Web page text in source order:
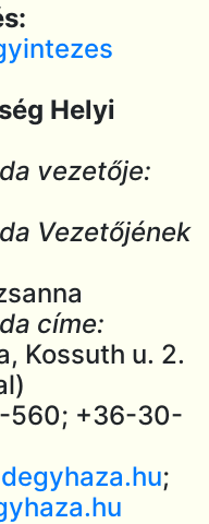
Helyi
vezetője:
Vezetőjének
címe:
Kossuth u. 2.
560; +36-30-
;